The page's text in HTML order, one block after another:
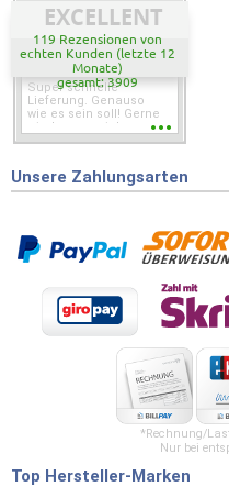
EXCELLENT
119 Rezensionen von
echten Kunden (letzte 12
Monate)
gesamt: 3909
Super schnelle
Lieferung. Genauso
wie es sein soll! Gerne
wieder wenn ich was
Unsere Zahlungsarten
*Rechnung/
Nur bei
Top Hersteller-Marken